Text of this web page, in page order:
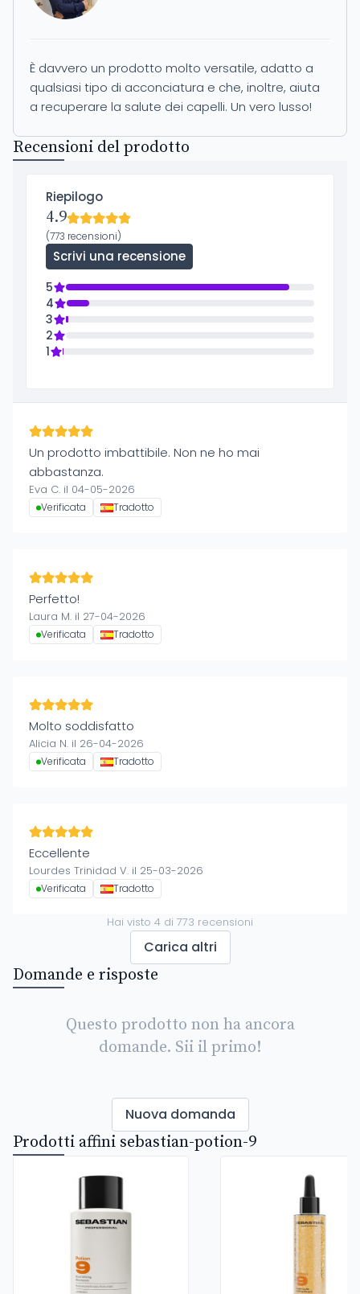
È davvero un prodotto molto versatile, adatto a
qualsiasi tipo di acconciatura e che, inoltre, aiuta
a recuperare la salute dei capelli. Un vero lusso!
Recensioni del prodotto
Riepilogo
4.9
(773 recensioni)
Scrivi una recensione
5
4
3
2
1
Un prodotto imbattibile. Non ne ho mai
abbastanza.
Eva C. il 04-05-2026
Verificata Tradotto
Perfetto!
Laura M. il 27-04-2026
Verificata Tradotto
Molto soddisfatto
Alicia N. il 26-04-2026
Verificata Tradotto
Eccellente
Lourdes Trinidad V. il 25-03-2026
Verificata Tradotto
Hai visto 4 di 773 recensioni
Carica altri
Domande e risposte
Questo prodotto non ha ancora
domande. Sii il primo!
Nuova domanda
Prodotti affini sebastian-potion-9